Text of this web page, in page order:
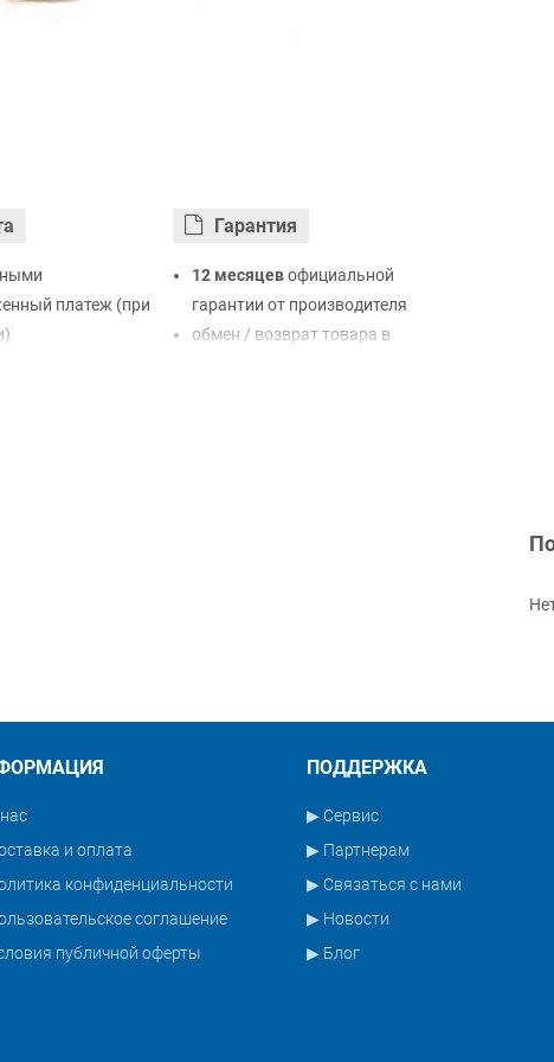
платеж (при
Гарантия
12 месяцевофициальной
гарантии от производителя
обмен / возврат товара в
и оплата
конфиденциальности
соглашение
публичной оферты
ПОДДЕРЖКА
▶ Сервис
▶ Партнерам
▶ Связаться с нами
▶ Новости
▶ Блог